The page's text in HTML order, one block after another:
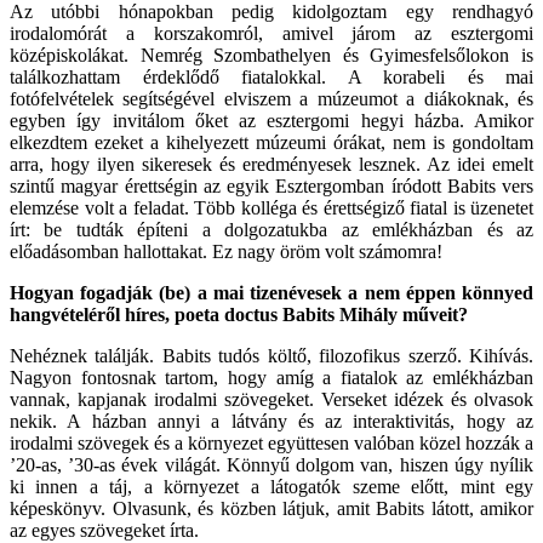
Az utóbbi hónapokban pedig kidolgoztam egy rendhagyó
irodalomórát a korszakomról, amivel járom az esztergomi
középiskolákat. Nemrég Szombathelyen és Gyimesfelsőlokon is
találkozhattam érdeklődő fiatalokkal. A korabeli és mai
fotófelvételek segítségével elviszem a múzeumot a diákoknak, és
egyben így invitálom őket az esztergomi hegyi házba. Amikor
elkezdtem ezeket a kihelyezett múzeumi órákat, nem is gondoltam
arra, hogy ilyen sikeresek és eredményesek lesznek. Az idei emelt
szintű magyar érettségin az egyik Esztergomban íródott Babits vers
elemzése volt a feladat. Több kolléga és érettségiző fiatal is üzenetet
írt: be tudták építeni a dolgozatukba az emlékházban és az
előadásomban hallottakat. Ez nagy öröm volt számomra!
Hogyan fogadják (be) a mai tizenévesek a nem éppen könnyed
hangvételéről híres, poeta doctus Babits Mihály műveit?
Nehéznek találják. Babits tudós költő, filozofikus szerző. Kihívás.
Nagyon fontosnak tartom, hogy amíg a fiatalok az emlékházban
vannak, kapjanak irodalmi szövegeket. Verseket idézek és olvasok
nekik. A házban annyi a látvány és az interaktivitás, hogy az
irodalmi szövegek és a környezet együttesen valóban közel hozzák a
’20-as, ’30-as évek világát. Könnyű dolgom van, hiszen úgy nyílik
ki innen a táj, a környezet a látogatók szeme előtt, mint egy
képeskönyv. Olvasunk, és közben látjuk, amit Babits látott, amikor
az egyes szövegeket írta.